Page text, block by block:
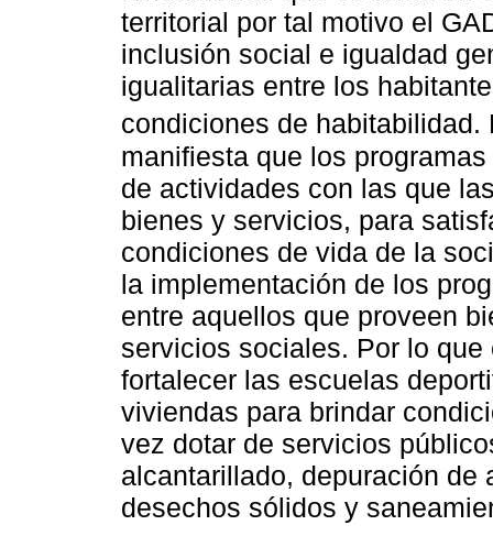
territorial por tal motivo el
inclusión social e igualdad
igualitarias entre los
condiciones de
manifiesta que los
de actividades con las que
bienes y servicios, para
condiciones de vida de la
la implementación de los
entre aquellos que proveen
servicios sociales. Por lo
fortalecer las escuelas
viviendas para brindar
vez dotar de servicios
alcantarillado, depuración de
desechos sólidos y